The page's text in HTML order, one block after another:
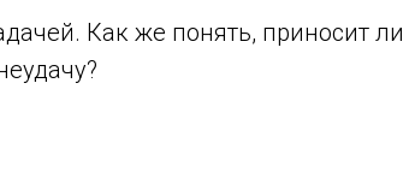
Как же понять, приносит ли